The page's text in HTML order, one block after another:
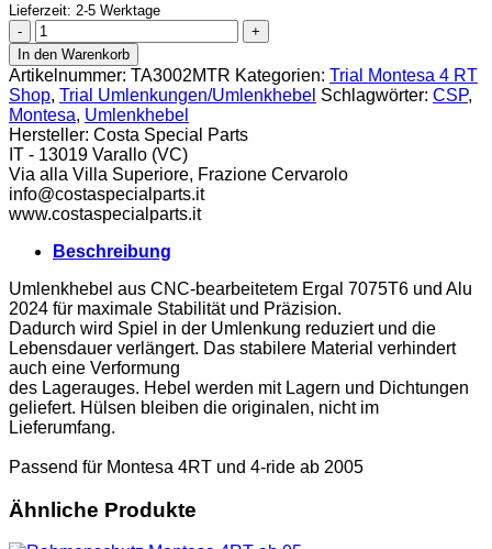
Lieferzeit: 2-5 Werktage
CSP
Umlenkhebel
Montesa
Menge
In den Warenkorb
Artikelnummer: TA3002MTR Kategorien: Trial Montesa 4 RT
Shop, Trial Umlenkungen/Umlenkhebel Schlagwörter: CSP,
Montesa, Umlenkhebel
Hersteller: Costa Special Parts
IT - 13019 Varallo (VC)
Via alla Villa Superiore, Frazione Cervarolo
info@costaspecialparts.it
www.costaspecialparts.it
Beschreibung
Umlenkhebel aus CNC-bearbeitetem Ergal 7075T6 und Alu
2024 für maximale Stabilität und Präzision.
Dadurch wird Spiel in der Umlenkung reduziert und die
Lebensdauer verlängert. Das stabilere Material verhindert
auch eine Verformung
des Lagerauges. Hebel werden mit Lagern und Dichtungen
geliefert. Hülsen bleiben die originalen, nicht im
Lieferumfang.
Passend für Montesa 4RT und 4-ride ab 2005
Ähnliche Produkte